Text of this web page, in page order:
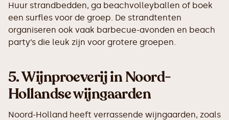
Huur strandbedden, ga beachvolleyballen of boek
een surfles voor de groep. De strandtenten
organiseren ook vaak barbecue-avonden en beach
party’s die leuk zijn voor grotere groepen.
5.Wijnproeverij in Noord-
Hollandse wijngaarden
Noord-Holland heeft verrassende wijngaarden, zoals